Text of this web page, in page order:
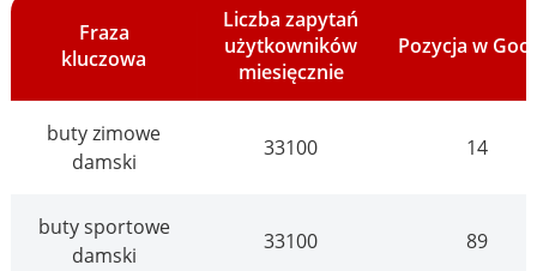
Fraza
kluczowa
Liczba zapytań
użytkowników
miesięcznie
Pozycja w
buty zimowe
damski
33100 14
buty sportowe
damski
33100 89